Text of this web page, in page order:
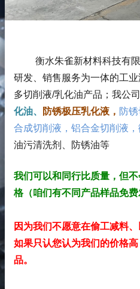
衡水朱雀新材料科技有
研发、销售服务为一体的工
多切削液/乳化油产品； 我公
化油、
防锈极压乳化液， 防
合成切削液，铝合金切削液
油污清洗剂、防锈油等
我们可以和同行比质量，但
格（咱们有不同产品样品免费
因为我们不愿意在偷工减料
如果只认您认为我们的价格
品。